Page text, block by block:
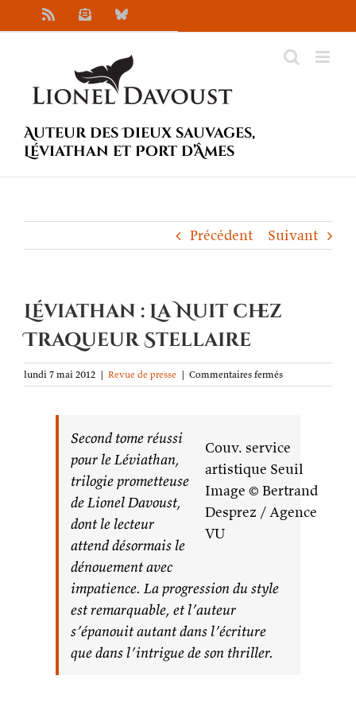
au
NewsletterBluesky
Auteur des Dieux sauvages,
Léviathan et Port d’Âmes
Précédent Suivant
Léviathan : La Nuit chez
Traqueur Stellaire
lundi 7 mai 2012 | Revue de presse | Commentaires ferméssur
Léviathan
chez
Stellaire
Couv. service
artistique Seuil
Image © Bertrand
Desprez / Agence
VU
Second tome réussi
pour leLéviathan,
trilogie prometteuse
de Lionel Davoust,
dont le lecteur
attend désormais le
dénouement avec
impatience. La progression du style
est remarquable, et l’auteur
s’épanouit autant dans l’écriture
que dans l’intrigue de son thriller.